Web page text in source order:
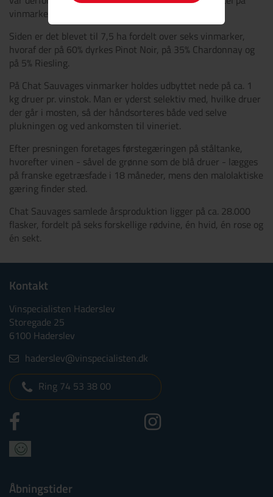
vinmarken Johannisberger Hölle.
Siden er det blevet til 7,5 ha fordelt over seks vinmarker,
hvoraf der på 60% dyrkes Pinot Noir, på 35% Chardonnay og
på 5% Riesling.
På Chat Sauvages vinmarker holdes udbyttet nede på ca. 1
kg druer pr. vinstok. Man er yderst selektiv med, hvilke druer
der går i mosten, så der håndsorteres både ved selve
plukningen og ved ankomsten til vineriet.
Efter presningen foretages førstegæringen på ståltanke,
hvorefter vinen - såvel de grønne som de blå druer - lægges
på franske egetræsfade i 18 måneder, mens den malolaktiske
gæring finder sted.
Chat Sauvages samlede årsproduktion ligger på ca. 28.000
flasker, fordelt på seks forskellige rødvine, én hvid, én rose og
én sekt.
Kontakt
Vinspecialisten Haderslev
Storegade 25
6100 Haderslev
haderslev@vinspecialisten.dk
Ring 74 53 38 00
Åbningstider